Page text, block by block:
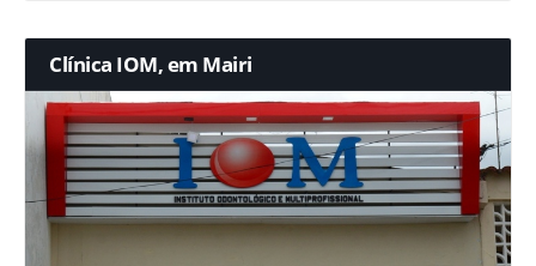
Clínica IOM, em Mairi